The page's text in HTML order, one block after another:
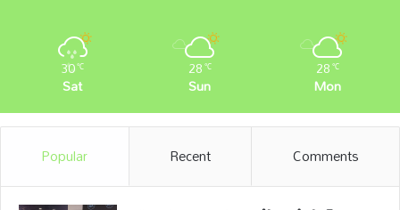
30℃
Sat
28℃
Sun
28℃
Mon
Popular Recent Comments